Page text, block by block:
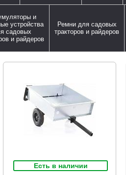
и
устройства
садовых
и райдеров
Ремни для садовых
тракторов и райдеров
Есть в наличии